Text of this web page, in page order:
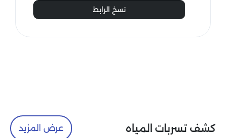
نسخ الرابط
كشف تسربات المياه عرض المزيد